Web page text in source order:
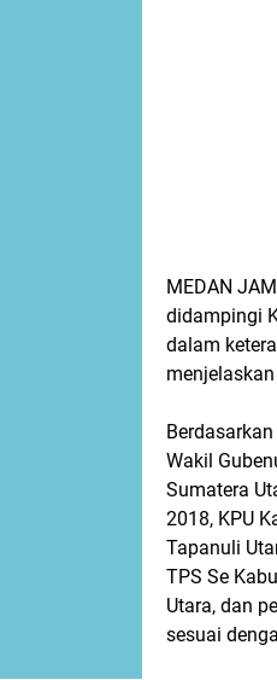
MEDAN
didampingi
dalam
Wakil
Sumatera
2018, KPU
Tapanuli
TPS Se
Utara, dan
sesuai